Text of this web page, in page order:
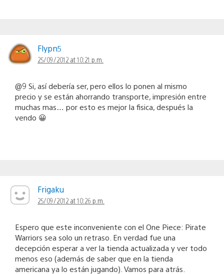
Flypn5
25/09/2012 at 10:21 p.m.
@9 Si, así debería ser, pero ellos lo ponen al mismo
precio y se están ahorrando transporte, impresión entre
muchas mas… por esto es mejor la fisica, después la
vendo 😀
Frigaku
25/09/2012 at 10:26 p.m.
Espero que este inconveniente con el One Piece: Pirate
Warriors sea solo un retraso. En verdad fue una
decepción esperar a ver la tienda actualizada y ver todo
menos eso (además de saber que en la tienda
americana ya lo están jugando). Vamos para atrás.